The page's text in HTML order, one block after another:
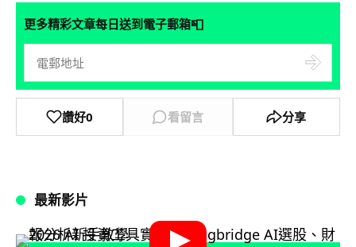
更多精彩文章每日送到電子郵箱📮
讚好0 看留言 分享
最新影片